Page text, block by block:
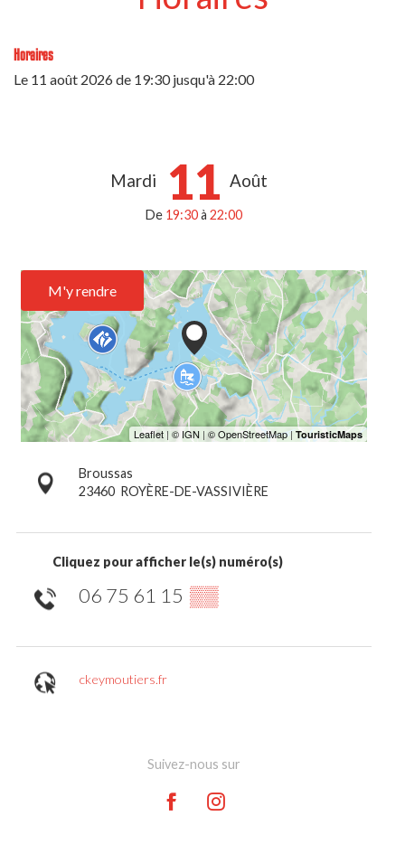
Horaires
Le 11 août 2026de 19:30 jusqu'à 22:00
Mardi 11 Août
De 19:30à 22:00
M'y rendre
Broussas
23460 ROYÈRE-DE-VASSIVIÈRE
Cliquez pour afficher le(s) numéro(s)
06 75 61 15 ▒▒
ckeymoutiers.fr
Suivez-nous sur